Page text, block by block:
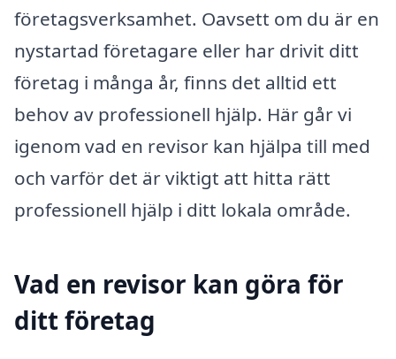
företagsverksamhet. Oavsett om du är en
nystartad företagare eller har drivit ditt
företag i många år, finns det alltid ett
behov av professionell hjälp. Här går vi
igenom vad en revisor kan hjälpa till med
och varför det är viktigt att hitta rätt
professionell hjälp i ditt lokala område.
Vad en revisor kan göra för
ditt företag